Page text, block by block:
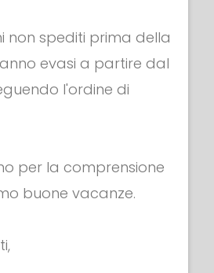
Su colletto
giubbetti
€ 5.00
non spediti prima della
evasi a partire dal
l'ordine di
per la comprensione
buone vacanze.